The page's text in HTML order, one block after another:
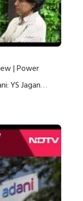
| Power
YS Jagan